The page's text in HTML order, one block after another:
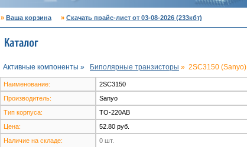
» Ваша корзина » Скачать прайс-лист от 03-08-2026 (233кбт)
Активные компоненты » Биполярные транзисторы » 2SC3150 (Sanyo)
Наименование:
2SC3150
Производитель:
Sanyo
Тип корпуса:
TO-220AB
Цена:
52.80 руб.
Наличие на складе:
0 шт.